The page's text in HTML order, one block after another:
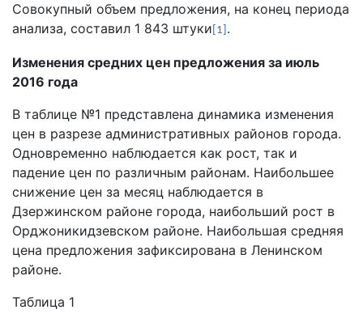
Совокупный объем предложения, на конец периода
анализа, составил 1 843 штуки [1] .
Изменения средних цен предложения за июль
2016 года
В таблице №1 представлена динамика изменения
цен в разрезе административных районов города.
Одновременно наблюдается как рост, так и
падение цен по различным районам. Наибольшее
снижение цен за месяц наблюдается в
Дзержинском районе города, наибольший рост в
Орджоникидзевском районе. Наибольшая средняя
цена предложения зафиксирована в Ленинском
районе.
Таблица 1